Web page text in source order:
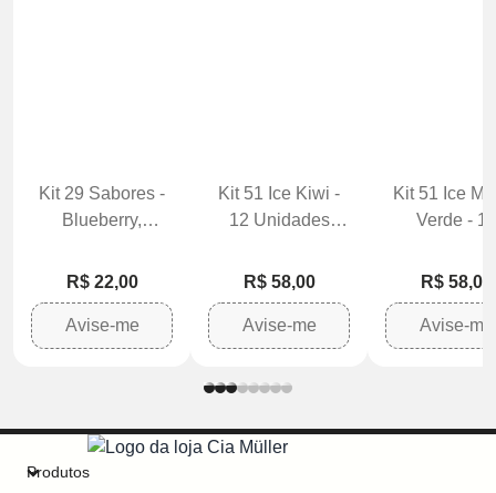
Kit 29 Sabores -
Blueberry,
Cereja e Frutas
Tropicais
R$ 22,00
Avise-me
Kit 51 Ice Kiwi -
12 Unidades
R$ 58,00
Avise-me
Kit 51 Ice
Verde - 12
275ml
R$ 58,00
Avise-me
Produtos